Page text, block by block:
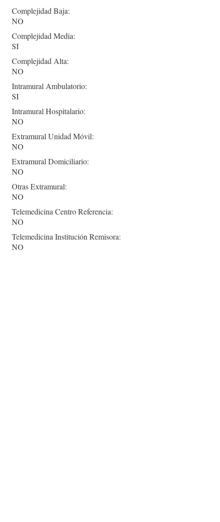
Complejidad Baja:
NO
Complejidad Media:
SI
Complejidad Alta:
NO
Intramural Ambulatorio:
SI
Intramural Hospitalario:
NO
Extramural Unidad Móvil:
NO
Extramural Domiciliario:
NO
Otras Extramural:
NO
Telemedicina Centro Referencia:
NO
Telemedicina Institución Remisora:
NO